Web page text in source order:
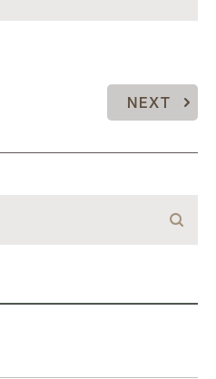
NEXT